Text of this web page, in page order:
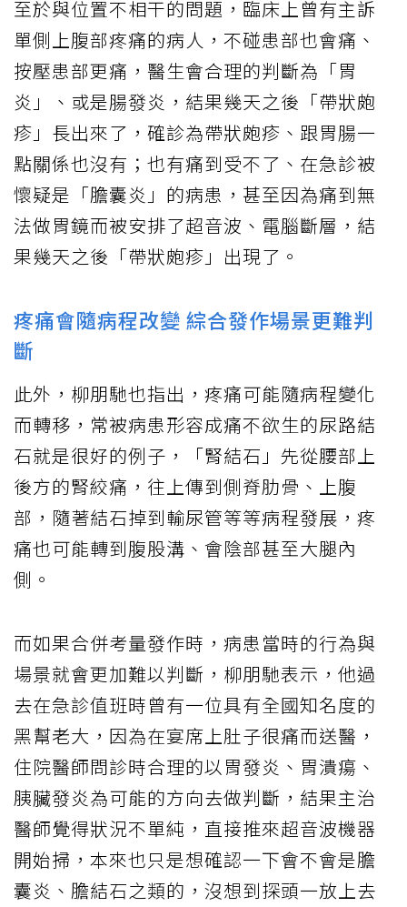
至於與位置不相干的問題，臨床上曾有主訴
單側上腹部疼痛的病人，不碰患部也會痛、
按壓患部更痛，醫生會合理的判斷為「胃
炎」、或是腸發炎，結果幾天之後「帶狀皰
疹」長出來了，確診為帶狀皰疹、跟胃腸一
點關係也沒有；也有痛到受不了、在急診被
懷疑是「膽囊炎」的病患，甚至因為痛到無
法做胃鏡而被安排了超音波、電腦斷層，結
果幾天之後「帶狀皰疹」出現了。
疼痛會隨病程改變 綜合發作場景更難判
斷
此外，柳朋馳也指出，疼痛可能隨病程變化
而轉移，常被病患形容成痛不欲生的尿路結
石就是很好的例子，「腎結石」先從腰部上
後方的腎絞痛，往上傳到側脊肋骨、上腹
部，隨著結石掉到輸尿管等等病程發展，疼
痛也可能轉到腹股溝、會陰部甚至大腿內
側。
而如果合併考量發作時，病患當時的行為與
場景就會更加難以判斷，柳朋馳表示，他過
去在急診值班時曾有一位具有全國知名度的
黑幫老大，因為在宴席上肚子很痛而送醫，
住院醫師問診時合理的以胃發炎、胃潰瘍、
胰臟發炎為可能的方向去做判斷，結果主治
醫師覺得狀況不單純，直接推來超音波機器
開始掃，本來也只是想確認一下會不會是膽
囊炎、膽結石之類的，沒想到探頭一放上去